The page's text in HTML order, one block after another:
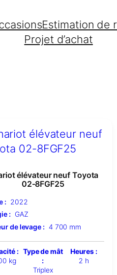
Estimation de
Projet d’achat
élévateur neuf Toyota
02-8FGF25
: 2022
: GAZ
de levage : 4 700 mm
:
kg
Type de mât
:
Triplex
Heures :
2 h